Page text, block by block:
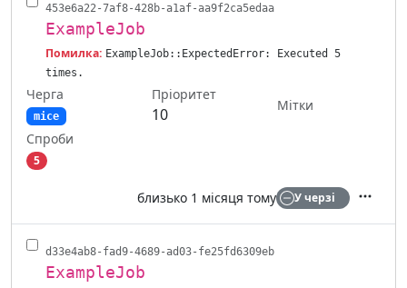
453e6a22-7af8-428b-a1af-aa9f2ca5edaa
ExampleJob
Помилка: ExampleJob::ExpectedError: Executed 5
times.
Черга
mice
Пріоритет
10
Мітки
Спроби
5
близько 1 місяця тому У черзі
d33e4ab8-fad9-4689-ad03-fe25fd6309eb
ExampleJob